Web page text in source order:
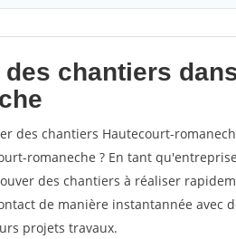
des chantiers
des chantiers Hautecourt-
romaneche ? En tant
des chantiers à réaliser
de manière instantannée avec
projets travaux.